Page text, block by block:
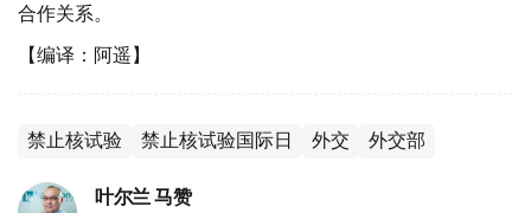
合作关系。
【编译：阿遥】
禁止核试验 禁止核试验国际日 外交 外交部
叶尔兰 马赞